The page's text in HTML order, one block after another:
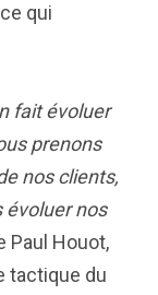
qui
fait évoluer
prenons
nos clients,
évoluer nos
Paul Houot,
tactique du